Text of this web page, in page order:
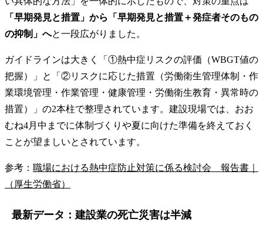
「早期発見と措置」から「早期発見と措置＋発症者そのもの
の抑制」へと一段広がりました。
ガイドラインは大きく「①熱中症リスクの評価（WBGT値の
把握）」と「②リスクに応じた措置（労働衛生管理体制・作
業環境管理・作業管理・健康管理・労働衛生教育・異常時の
措置）」の2本柱で整理されています。建設現場では、おお
むね4月中までに体制づくりや夏に向けた準備を終えておく
ことが望ましいとされています。
参考： 職場における熱中症防止対策に係る検討会 報告書｜
（厚生労働省）
最新データ：建設業の死亡災害は半減